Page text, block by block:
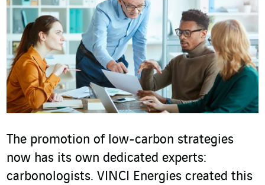
The promotion of low-carbon strategies
now has its own dedicated experts:
carbonologists. VINCI Energies created this